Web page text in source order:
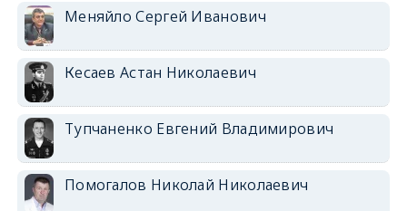
Меняйло Сергей Иванович
Кесаев Астан Николаевич
Тупчаненко Евгений Владимирович
Помогалов Николай Николаевич